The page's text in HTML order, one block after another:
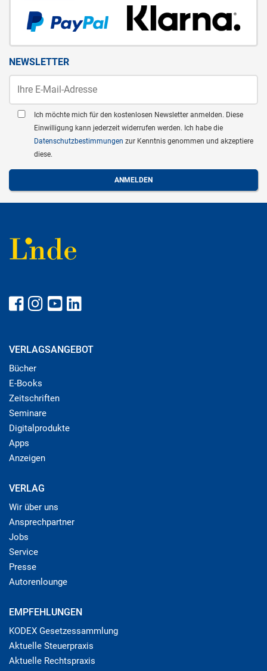
NEWSLETTER
Ich möchte mich für den kostenlosen Newsletter anmelden. Diese
Einwilligung kann jederzeit widerrufen werden. Ich habe die
Datenschutzbestimmungen zur Kenntnis genommen und akzeptiere
diese.
VERLAGSANGEBOT
Bücher
E-Books
Zeitschriften
Seminare
Digitalprodukte
Apps
Anzeigen
VERLAG
Wir über uns
Ansprechpartner
Jobs
Service
Presse
Autorenlounge
EMPFEHLUNGEN
KODEX Gesetzessammlung
Aktuelle Steuerpraxis
Aktuelle Rechtspraxis